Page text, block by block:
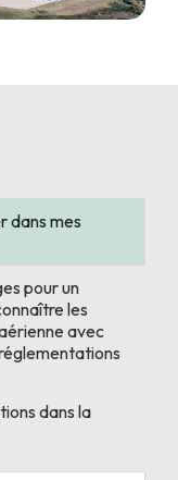
dans mes
pour un
les
avec
dans la